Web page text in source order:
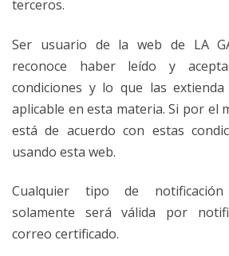
terceros.
Ser usuario de la web de LA
reconoce haber leído y
condiciones y lo que las
aplicable en esta materia. Si por el
está de acuerdo con estas
usando esta web.
Cualquier tipo de
solamente será válida por
correo certificado.